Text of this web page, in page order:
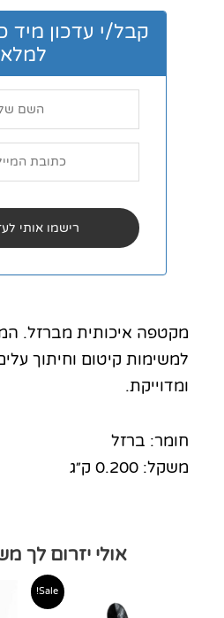
קבל/י עדכון מיד
מקטפה איכותית מברזל.
למשימות קיטום וחיתוך
ומדוייקת.
חומר: ברזל
משקל: 0.200 ק״ג
אולי יזרום לך
Sale!טווח
מחירים:
זה